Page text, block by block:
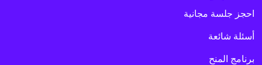
احجز جلسة مجانية
أسئلة شائعة
برنامج المنح